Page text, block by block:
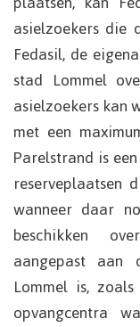
asielzoekers die
Fedasil, de
stad Lommel
asielzoekers kan
met een
Parelstrand is
reserveplaatsen
wanneer daar
beschikken
aangepast aan
Lommel is,
opvangcentra